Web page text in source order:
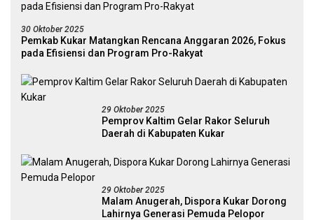
30 Oktober 2025
Pemkab Kukar Matangkan Rencana Anggaran 2026, Fokus
pada Efisiensi dan Program Pro-Rakyat
29 Oktober 2025
Pemprov Kaltim Gelar Rakor Seluruh
Daerah di Kabupaten Kukar
29 Oktober 2025
Malam Anugerah, Dispora Kukar Dorong
Lahirnya Generasi Pemuda Pelopor